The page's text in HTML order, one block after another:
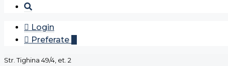
Login
Preferate
Str. Tighina 49/4, et. 2